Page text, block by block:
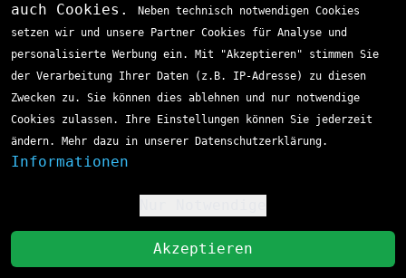
In den Einkaufswagen
Brother TZE-261 P-Touch Farbband
auch Cookies.
Neben technisch notwendigen Cookies
setzen wir und unsere Partner Cookies für Analyse und
personalisierte Werbung ein. Mit "Akzeptieren" stimmen Sie
der Verarbeitung Ihrer Daten (z.B. IP-Adresse) zu diesen
Zwecken zu. Sie können dies ablehnen und nur notwendige
Cookies zulassen. Ihre Einstellungen können Sie jederzeit
ändern. Mehr dazu in unserer Datenschutzerklärung.
Informationen
Akzeptieren